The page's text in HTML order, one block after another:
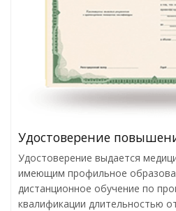
Удостоверение
Удостоверение выдается
имеющим профильное
дистанционное обучение по
квалификации длительностью